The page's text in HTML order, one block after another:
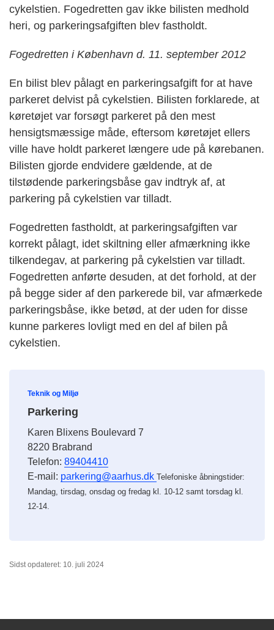
cykelstien. Fogedretten gav ikke bilisten medhold
heri, og parkeringsafgiften blev fastholdt.
Fogedretten i København d. 11. september 2012
En bilist blev pålagt en parkeringsafgift for at have
parkeret delvist på cykelstien. Bilisten forklarede, at
køretøjet var forsøgt parkeret på den mest
hensigtsmæssige måde, eftersom køretøjet ellers
ville have holdt parkeret længere ude på kørebanen.
Bilisten gjorde endvidere gældende, at de
tilstødende parkeringsbåse gav indtryk af, at
parkering på cykelstien var tilladt.
Fogedretten fastholdt, at parkeringsafgiften var
korrekt pålagt, idet skiltning eller afmærkning ikke
tilkendegav, at parkering på cykelstien var tilladt.
Fogedretten anførte desuden, at det forhold, at der
på begge sider af den parkerede bil, var afmærkede
parkeringsbåse, ikke betød, at der uden for disse
kunne parkeres lovligt med en del af bilen på
cykelstien.
Teknik og Miljø
Parkering
Karen Blixens Boulevard 7
8220 Brabrand
Telefon: 89404410
E-mail: parkering@aarhus.dk Telefoniske åbningstider:
Mandag, tirsdag, onsdag og fredag kl. 10-12 samt torsdag kl.
12-14.
Sidst opdateret: 10. juli 2024